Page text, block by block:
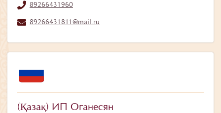
89266431960
89266431811@mail.ru
(Қазақ) ИП Оганесян